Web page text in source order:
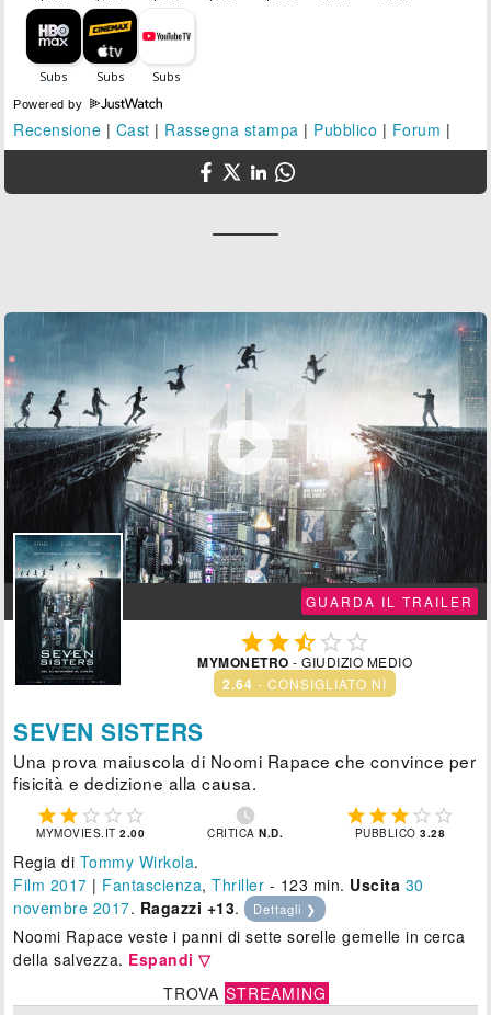
Powered by
Recensione | Cast | Rassegna stampa | Pubblico | Forum |

GUARDA IL TRAILER
  
MYMONETRO - GIUDIZIO MEDIO
2.64 - CONSIGLIATO NÌ
SEVEN SISTERS
Una prova maiuscola di Noomi Rapace che convince per
fisicità e dedizione alla causa.
    
MYMOVIES.IT2.00

CRITICAN.D.
    
PUBBLICO3.28
Regia di Tommy Wirkola.
Film 2017 | Fantascienza,Thriller - 123 min. Uscita 30
novembre 2017. Ragazzi +13. Dettagli ❯
Noomi Rapace veste i panni di sette sorelle gemelle in cerca
della salvezza. Espandi ▽
TROVA STREAMING